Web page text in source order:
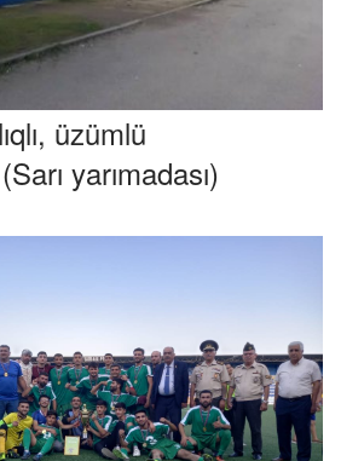
üzümlü
yarımadası)